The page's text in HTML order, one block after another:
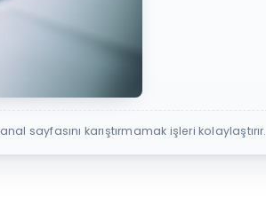
sayfasını karıştırmamak işleri kolaylaştırır.